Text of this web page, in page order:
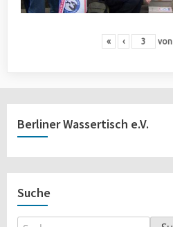
« ‹ von
Berliner Wassertisch e.V.
Suche
Suchen